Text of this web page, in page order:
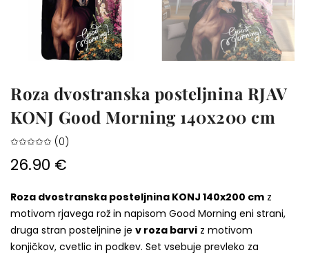
Roza dvostranska posteljnina RJAV
KONJ Good Morning 140x200 cm
✩✩✩✩✩ (0)
26.90 €
Roza dvostranska posteljnina KONJ 140x200 cm z
motivom rjavega rož in napisom Good Morning eni strani,
druga stran posteljnine je v roza barvi z motivom
konjičkov, cvetlic in podkev. Set vsebuje prevleko za